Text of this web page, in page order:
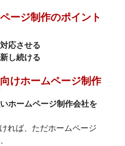
ージ制作のポイント
応させる
し続ける
けホームページ制作
ホームページ制作会社を
れば、ただホームページ